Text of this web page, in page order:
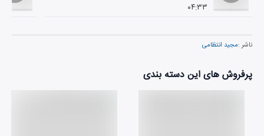
۰۴:۳۳
ناشر :مجید انتظامی
پرفروش های این دسته بندی